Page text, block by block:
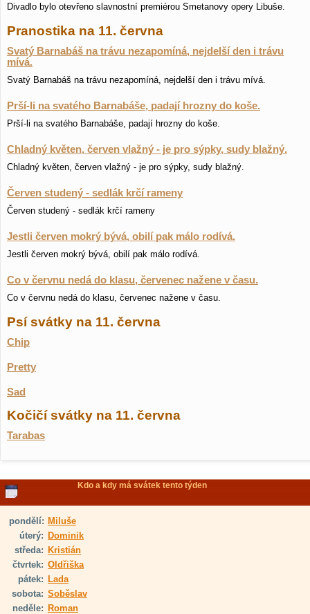
Divadlo bylo otevřeno slavnostní premiérou Smetanovy opery Libuše.
Pranostika na 11. června
Svatý Barnabáš na trávu nezapomíná, nejdelší den i trávu
mívá.
Svatý Barnabáš na trávu nezapomíná, nejdelší den i trávu mívá.
Prší-li na svatého Barnabáše, padají hrozny do koše.
Prší-li na svatého Barnabáše, padají hrozny do koše.
Chladný květen, červen vlažný - je pro sýpky, sudy blažný.
Chladný květen, červen vlažný - je pro sýpky, sudy blažný.
Červen studený - sedlák krčí rameny
Červen studený - sedlák krčí rameny
Jestli červen mokrý bývá, obilí pak málo rodívá.
Jestli červen mokrý bývá, obilí pak málo rodívá.
Co v červnu nedá do klasu, červenec nažene v času.
Co v červnu nedá do klasu, červenec nažene v času.
Psí svátky na 11. června
Chip
Pretty
Sad
Kočičí svátky na 11. června
Tarabas
Kdo a kdy má svátek tento týden
pondělí: Miluše
úterý: Dominik
středa: Kristián
čtvrtek: Oldřiška
pátek: Lada
sobota: Soběslav
neděle: Roman